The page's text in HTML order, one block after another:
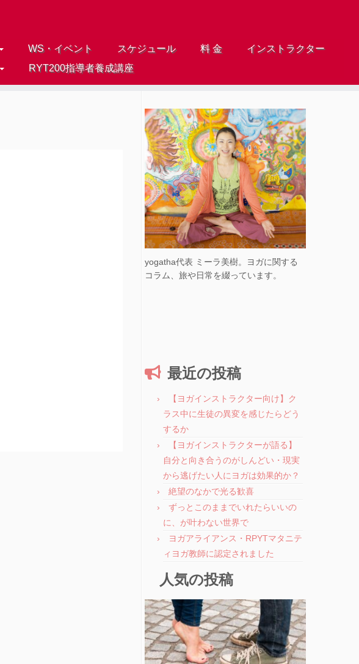
WS・イベント スケジュール 料 金
インストラクター
RYT200指導者養成講座
yogatha代表 ミーラ美樹。ヨガに関する
コラム、旅や日常を綴っています。
最近の投稿
【ヨガインストラクター向け】ク
ラス中に生徒の異変を感じたらどう
するか
【ヨガインストラクターが語る】
自分と向き合うのがしんどい・現実
から逃げたい人にヨガは効果的か？
絶望のなかで光る歓喜
ずっとこのままでいれたらいいの
に、が叶わない世界で
ヨガアライアンス・RPYTマタニテ
ィヨガ教師に認定されました
人気の投稿